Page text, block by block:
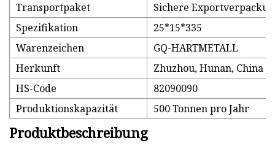
Transportpaket
Sichere
Spezifikation
25*15*335
Warenzeichen
GQ-HARTMETALL
Herkunft
Zhuzhou, Hunan, China
HS-Code
82090090
Produktionskapazität
500 Tonnen pro Jahr
Produktbeschreibung